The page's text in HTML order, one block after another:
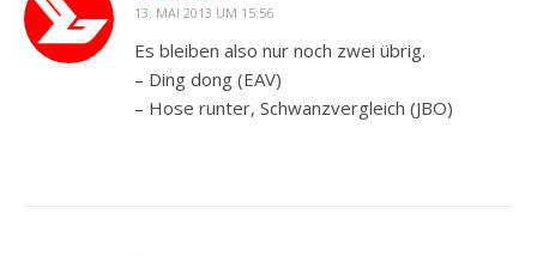
13. MAI 2013 UM 15:56
Es bleiben also nur noch zwei übrig.
– Ding dong (EAV)
– Hose runter, Schwanzvergleich (JBO)